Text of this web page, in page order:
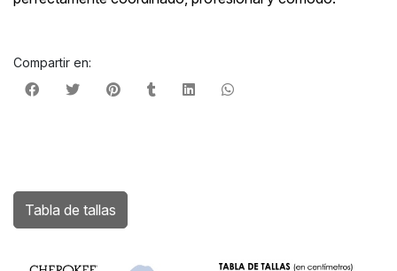
Compartir en:
Tabla de tallas